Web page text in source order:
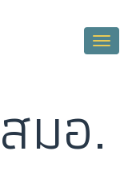
Toggle
สมอ.